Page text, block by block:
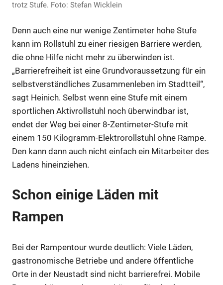
trotz Stufe. Foto: Stefan Wicklein
Denn auch eine nur wenige Zentimeter hohe Stufe
kann im Rollstuhl zu einer riesigen Barriere werden,
die ohne Hilfe nicht mehr zu überwinden ist.
„Barrierefreiheit ist eine Grundvoraussetzung für ein
selbstverständliches Zusammenleben im Stadtteil“,
sagt Heinich. Selbst wenn eine Stufe mit einem
sportlichen Aktivrollstuhl noch überwindbar ist,
endet der Weg bei einer 8-Zentimeter-Stufe mit
einem 150 Kilogramm-Elektrorollstuhl ohne Rampe.
Den kann dann auch nicht einfach ein Mitarbeiter des
Ladens hineinziehen.
Schon einige Läden mit
Rampen
Bei der Rampentour wurde deutlich: Viele Läden,
gastronomische Betriebe und andere öffentliche
Orte in der Neustadt sind nicht barrierefrei. Mobile